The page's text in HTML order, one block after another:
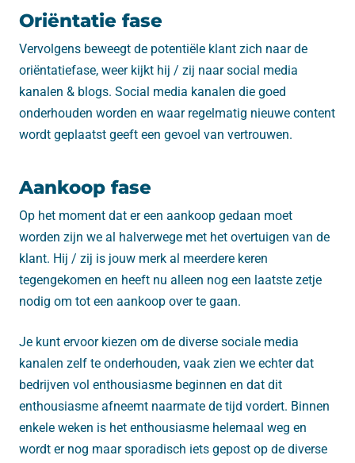
Oriëntatie fase
Vervolgens beweegt de potentiële klant zich naar de
oriëntatiefase, weer kijkt hij / zij naar social media
kanalen & blogs. Social media kanalen die goed
onderhouden worden en waar regelmatig nieuwe content
wordt geplaatst geeft een gevoel van vertrouwen.
Aankoop fase
Op het moment dat er een aankoop gedaan moet
worden zijn we al halverwege met het overtuigen van de
klant. Hij / zij is jouw merk al meerdere keren
tegengekomen en heeft nu alleen nog een laatste zetje
nodig om tot een aankoop over te gaan.
Je kunt ervoor kiezen om de diverse sociale media
kanalen zelf te onderhouden, vaak zien we echter dat
bedrijven vol enthousiasme beginnen en dat dit
enthousiasme afneemt naarmate de tijd vordert. Binnen
enkele weken is het enthousiasme helemaal weg en
wordt er nog maar sporadisch iets gepost op de diverse